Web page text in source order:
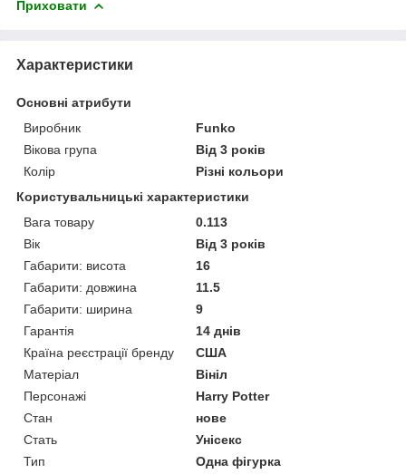
Приховати
Характеристики
Основні атрибути
Виробник
Funko
Вікова група
Від 3 років
Колір
Різні кольори
Користувальницькі характеристики
Вага товару
0.113
Вік
Від 3 років
Габарити: висота
16
Габарити: довжина
11.5
Габарити: ширина
9
Гарантія
14 днів
Країна реєстрації бренду
США
Матеріал
Вініл
Персонажі
Harry Potter
Стан
нове
Стать
Унісекс
Тип
Одна фігурка